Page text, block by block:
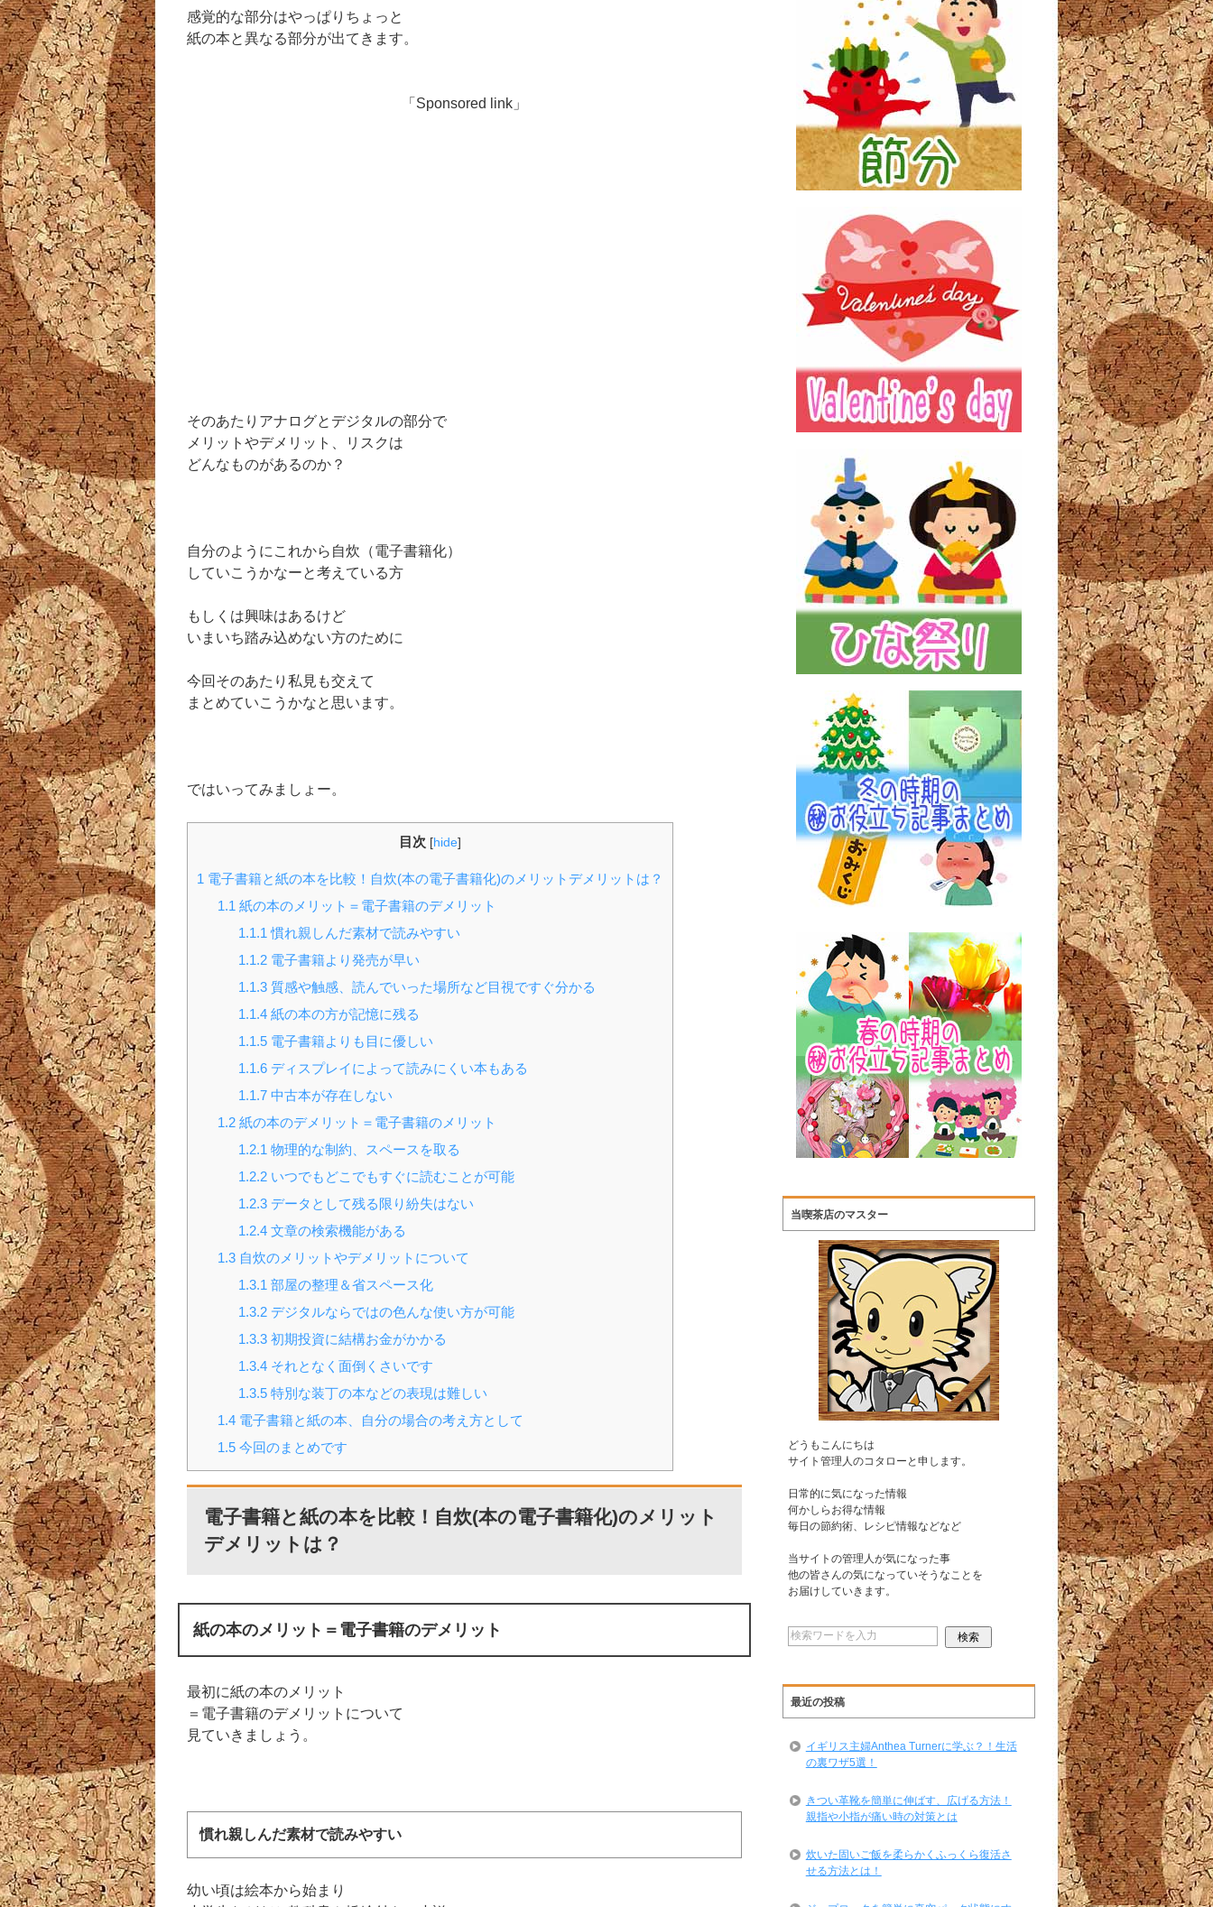
感覚的な部分はやっぱりちょっと
紙の本と異なる部分が出てきます。
「Sponsored link」
そのあたりアナログとデジタルの部分で
メリットやデメリット、リスクは
どんなものがあるのか？
自分のようにこれから自炊（電子書籍化）
していこうかなーと考えている方
もしくは興味はあるけど
いまいち踏み込めない方のために
今回そのあたり私見も交えて
まとめていこうかなと思います。
ではいってみましょー。
目次 [hide]
1 電子書籍と紙の本を比較！自炊(本の電子書籍化)のメリットデメリットは？
1.1 紙の本のメリット＝電子書籍のデメリット
1.1.1 慣れ親しんだ素材で読みやすい
1.1.2電子書籍より発売が早い
1.1.3質感や触感、読んでいった場所など目視ですぐ分かる
1.1.4紙の本の方が記憶に残る
1.1.5電子書籍よりも目に優しい
1.1.6ディスプレイによって読みにくい本もある
1.1.7中古本が存在しない
1.2紙の本のデメリット＝電子書籍のメリット
1.2.1 物理的な制約、スペースを取る
1.2.2いつでもどこでもすぐに読むことが可能
1.2.3データとして残る限り紛失はない
1.2.4文章の検索機能がある
1.3自炊のメリットやデメリットについて
1.3.1 部屋の整理＆省スペース化
1.3.2デジタルならではの色んな使い方が可能
1.3.3初期投資に結構お金がかかる
1.3.4それとなく面倒くさいです
1.3.5特別な装丁の本などの表現は難しい
1.4電子書籍と紙の本、自分の場合の考え方として
1.5今回のまとめです
電子書籍と紙の本を比較！自炊(本の電子書籍化)のメリット
デメリットは？
紙の本のメリット＝電子書籍のデメリット
最初に紙の本のメリット
＝電子書籍のデメリットについて
見ていきましょう。
慣れ親しんだ素材で読みやすい
幼い頃は絵本から始まり
当喫茶店のマスター
どうもこんにちは
サイト管理人のコタローと申します。
日常的に気になった情報
何かしらお得な情報
毎日の節約術、レシピ情報などなど
当サイトの管理人が気になった事
他の皆さんの気になっていそうなことを
お届けしていきます。
最近の投稿
イギリス主婦Anthea Turnerに学ぶ？！生活
の裏ワザ5選！
きつい革靴を簡単に伸ばす、広げる方法！
親指や小指が痛い時の対策とは
炊いた固いご飯を柔らかくふっくら復活さ
せる方法とは！